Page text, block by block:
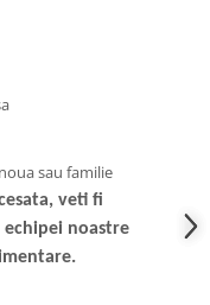
sau familie
veti fi
noastre